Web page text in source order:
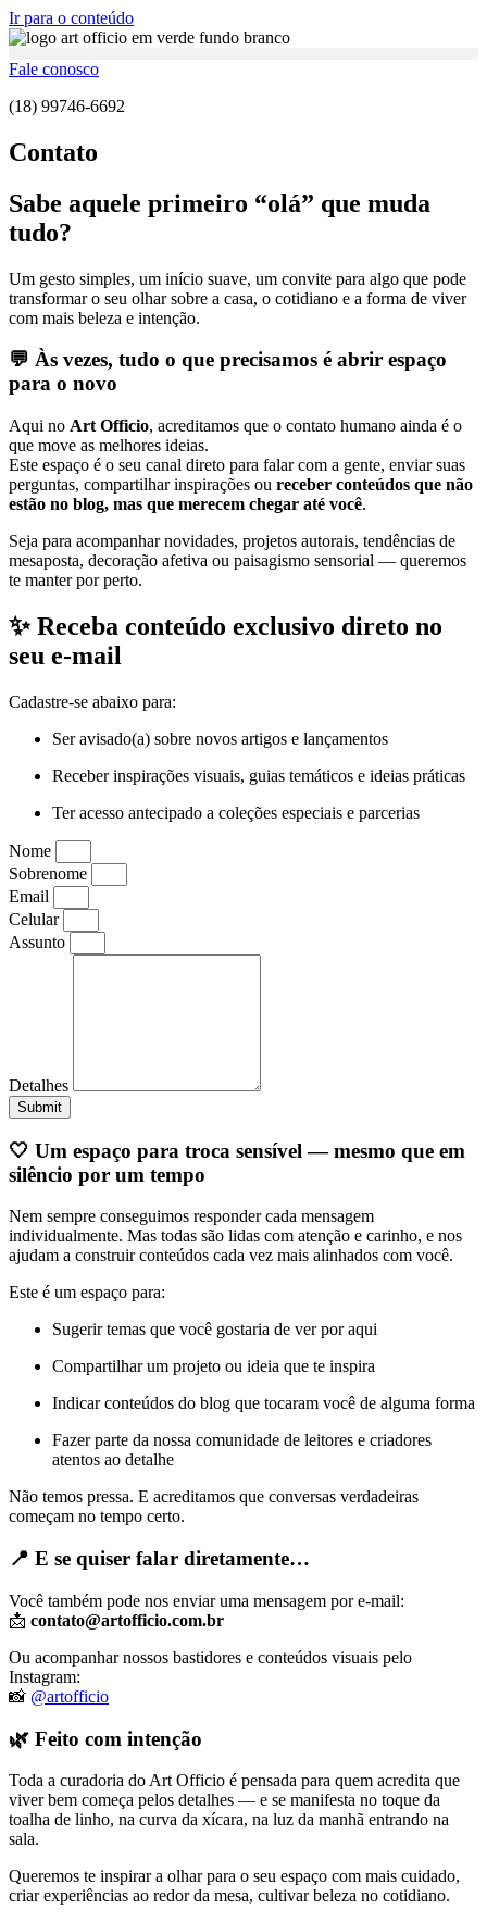
Ir para o conteúdo
Fale conosco
(18) 99746-6692
Contato
Sabe aquele primeiro “olá” que muda
tudo?
Um gesto simples, um início suave, um convite para algo que pode
transformar o seu olhar sobre a casa, o cotidiano e a forma de viver
com mais beleza e intenção.
💬 Às vezes, tudo o que precisamos é abrir espaço
para o novo
Aqui no Art Officio, acreditamos que o contato humano ainda é o
que move as melhores ideias.
Este espaço é o seu canal direto para falar com a gente, enviar suas
perguntas, compartilhar inspirações ou receber conteúdos que não
estão no blog, mas que merecem chegar até você.
Seja para acompanhar novidades, projetos autorais, tendências de
mesaposta, decoração afetiva ou paisagismo sensorial — queremos
te manter por perto.
✨ Receba conteúdo exclusivo direto no
seu e-mail
Cadastre-se abaixo para:
Ser avisado(a) sobre novos artigos e lançamentos
Receber inspirações visuais, guias temáticos e ideias práticas
Ter acesso antecipado a coleções especiais e parcerias
Nome
Sobrenome
Email
Celular
Assunto
Detalhes
Submit
🤍 Um espaço para troca sensível — mesmo que em
silêncio por um tempo
Nem sempre conseguimos responder cada mensagem
individualmente. Mas todas são lidas com atenção e carinho, e nos
ajudam a construir conteúdos cada vez mais alinhados com você.
Este é um espaço para:
Sugerir temas que você gostaria de ver por aqui
Compartilhar um projeto ou ideia que te inspira
Indicar conteúdos do blog que tocaram você de alguma forma
Fazer parte da nossa comunidade de leitores e criadores
atentos ao detalhe
Não temos pressa. E acreditamos que conversas verdadeiras
começam no tempo certo.
📍 E se quiser falar diretamente…
Você também pode nos enviar uma mensagem por e-mail:
📩 contato@artofficio.com.br
Ou acompanhar nossos bastidores e conteúdos visuais pelo
Instagram:
📸 @artofficio
🌿 Feito com intenção
Toda a curadoria do Art Officio é pensada para quem acredita que
viver bem começa pelos detalhes — e se manifesta no toque da
toalha de linho, na curva da xícara, na luz da manhã entrando na
sala.
Queremos te inspirar a olhar para o seu espaço com mais cuidado,
criar experiências ao redor da mesa, cultivar beleza no cotidiano.